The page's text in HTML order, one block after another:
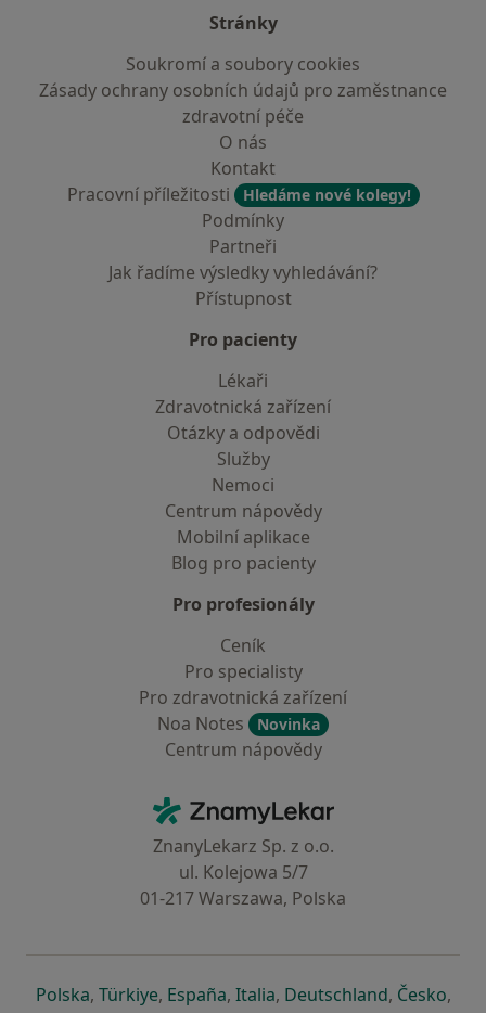
Stránky
Soukromí a soubory cookies
Zásady ochrany osobních údajů pro zaměstnance
zdravotní péče
O nás
Kontakt
Pracovní příležitosti
Hledáme nové kolegy!
Podmínky
Partneři
Jak řadíme výsledky vyhledávání?
Přístupnost
Pro pacienty
Lékaři
Zdravotnická zařízení
Otázky a odpovědi
Služby
Nemoci
Centrum nápovědy
Mobilní aplikace
Blog pro pacienty
Pro profesionály
Ceník
Pro specialisty
Pro zdravotnická zařízení
Noa Notes
Novinka
Centrum nápovědy
ZnamyLekar - Hlavní stránka
ZnanyLekarz Sp. z o.o.
ul. Kolejowa 5/7
01-217 Warszawa, Polska
Polskase otevře v nové záložce
, Türkiyese otevře v nové záložce
, Españase otevře v nové záložce
, Italiase otevře v nové záložce
, Deutschlandse otevře v
, Českose
,